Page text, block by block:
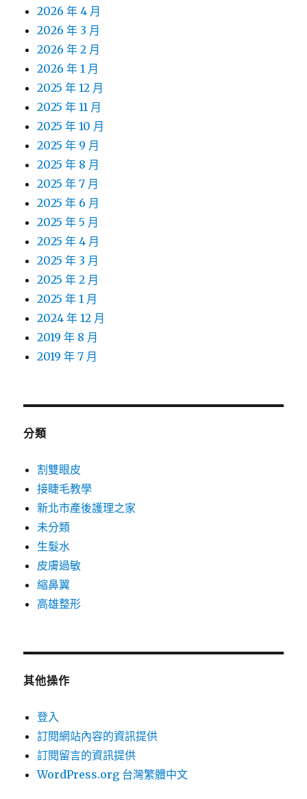
2026 年 4 月
2026 年 3 月
2026 年 2 月
2026 年 1 月
2025 年 12 月
2025 年 11 月
2025 年 10 月
2025 年 9 月
2025 年 8 月
2025 年 7 月
2025 年 6 月
2025 年 5 月
2025 年 4 月
2025 年 3 月
2025 年 2 月
2025 年 1 月
2024 年 12 月
2019 年 8 月
2019 年 7 月
分類
割雙眼皮
接睫毛教學
新北市產後護理之家
未分類
生髮水
皮膚過敏
縮鼻翼
高雄整形
其他操作
登入
訂閱網站內容的資訊提供
訂閱留言的資訊提供
WordPress.org 台灣繁體中文